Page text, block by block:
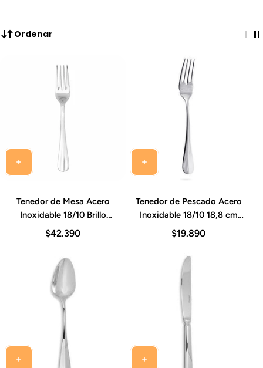
Ordenar
Tenedor de Mesa Acero
Inoxidable 18/10 Brillo
Espejo Set 12 Piezas
$42.390
Tenedor de Pescado Acero
Inoxidable 18/10 18,8 cm
Grosor 2,5 mm Set 12
$19.890